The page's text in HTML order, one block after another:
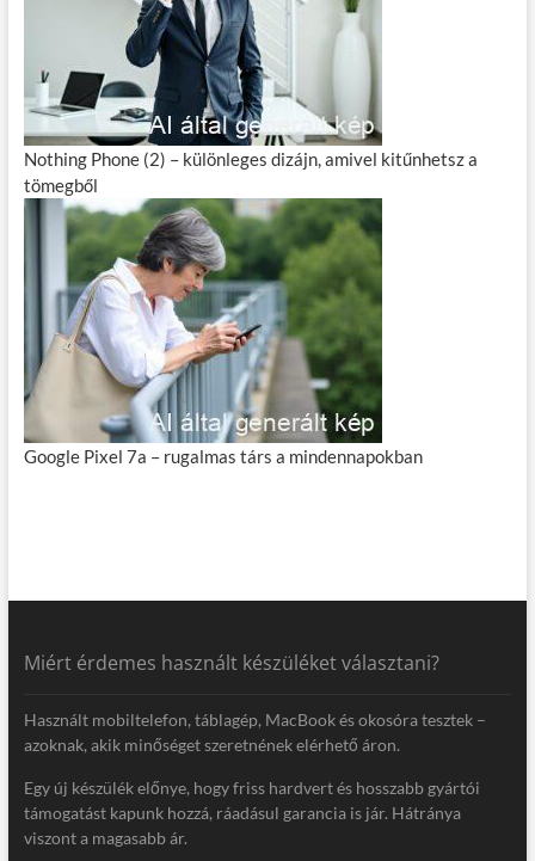
Nothing Phone (2) – különleges dizájn, amivel kitűnhetsz a
tömegből
Google Pixel 7a – rugalmas társ a mindennapokban
Miért érdemes használt készüléket választani?
Használt mobiltelefon, táblagép, MacBook és okosóra tesztek –
azoknak, akik minőséget szeretnének elérhető áron.
Egy új készülék előnye, hogy friss hardvert és hosszabb gyártói
támogatást kapunk hozzá, ráadásul garancia is jár. Hátránya
viszont a magasabb ár.